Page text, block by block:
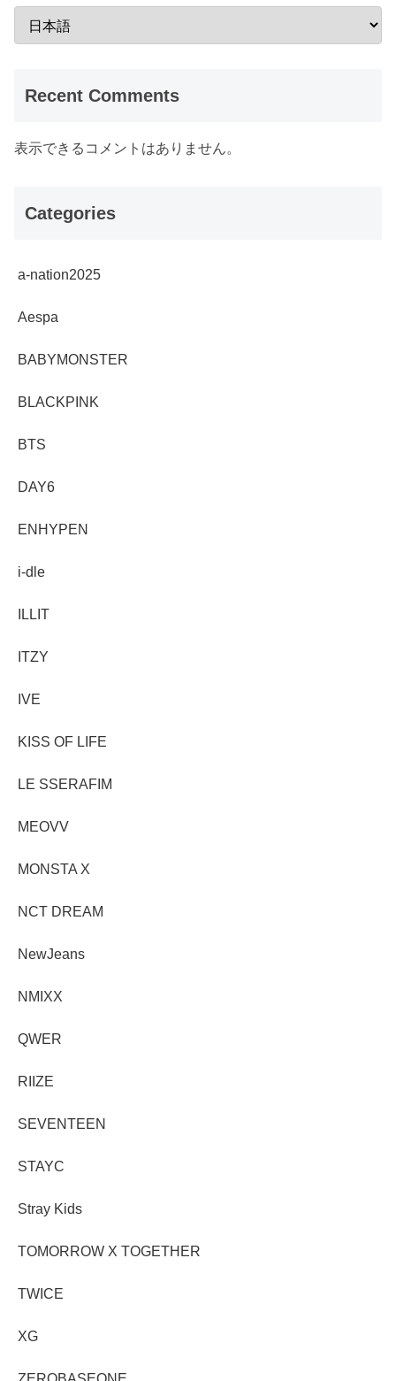
Recent Comments
表示できるコメントはありません。
Categories
a-nation2025
Aespa
BABYMONSTER
BLACKPINK
BTS
DAY6
ENHYPEN
i-dle
ILLIT
ITZY
IVE
KISS OF LIFE
LE SSERAFIM
MEOVV
MONSTA X
NCT DREAM
NewJeans
NMIXX
QWER
RIIZE
SEVENTEEN
STAYC
Stray Kids
TOMORROW X TOGETHER
TWICE
XG